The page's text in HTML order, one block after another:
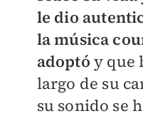
le dio
la música
adoptó y que
largo de su
su sonido se